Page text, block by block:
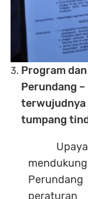
Program
Perundang
terwujudnya
tumpang
peraturan